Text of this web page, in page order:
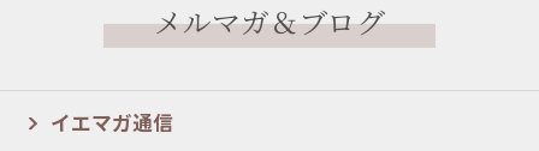
メルマガ＆ブログ
イエマガ通信